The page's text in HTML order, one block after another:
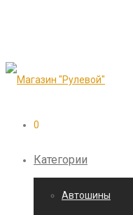
0
Категории
Автошины